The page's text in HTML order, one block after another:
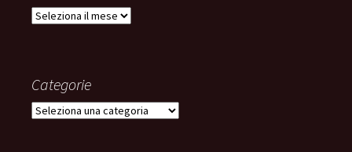
Archivi
Categorie
Categorie